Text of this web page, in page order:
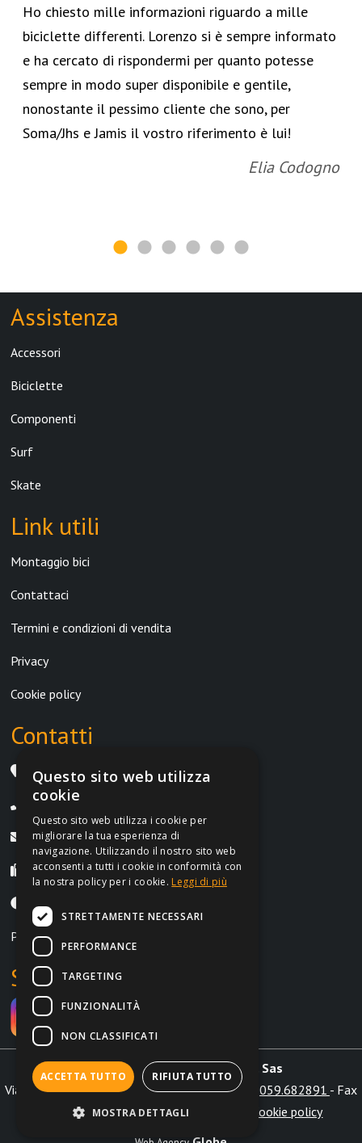
Ho chiesto mille informazioni riguardo a mille
biciclette differenti. Lorenzo si è sempre informato
e ha cercato di rispondermi per quanto potesse
sempre in modo super disponibile e gentile,
nonostante il pessimo cliente che sono, per
Soma/Jhs e Jamis il vostro riferimento è lui!
Elia Codogno
Assistenza
Accessori
Biciclette
Componenti
Surf
Skate
Link utili
Montaggio bici
Contattaci
Termini e condizioni di vendita
Privacy
Cookie policy
Contatti
Via Aldo Moro int. 28/b 41012 Carpi (MO)
Tel. +39 059.682891
info@irontrust.it
Fax +39 059.8397669
Lunedì-Venerdì, 9:00-12:30 | 14:30-18:30
P.IVA IT02962690364
Social
Irontrust s.a.s. di Marchi L. & C. Sas
Via Aldo Moro int. 28/b 41012 Carpi (MO) - Tel. 059.682891 - Fax
+39 059.8397669 -info@irontrust.it Cookie policy
Questo sito web utilizza
cookie
Questo sito web utilizza i cookie per
migliorare la tua esperienza di
navigazione. Utilizzando il nostro sito web
acconsenti a tutti i cookie in conformità con
la nostra policy per i cookie. Leggi di più
STRETTAMENTE NECESSARI
PERFORMANCE
TARGETING
FUNZIONALITÀ
NON CLASSIFICATI
ACCETTA TUTTO RIFIUTA TUTTO
MOSTRA DETTAGLI